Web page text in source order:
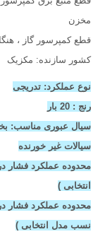
مخزن
قطع کمپرسور گاز ،
کشور سازنده: مکزیک
نوع عملکرد: تدریجی
رنج : 20 بار
سیال عبوری مناسب:
سیالات غیر خورنده
انتخابی )
نسب مدل انتخابی )